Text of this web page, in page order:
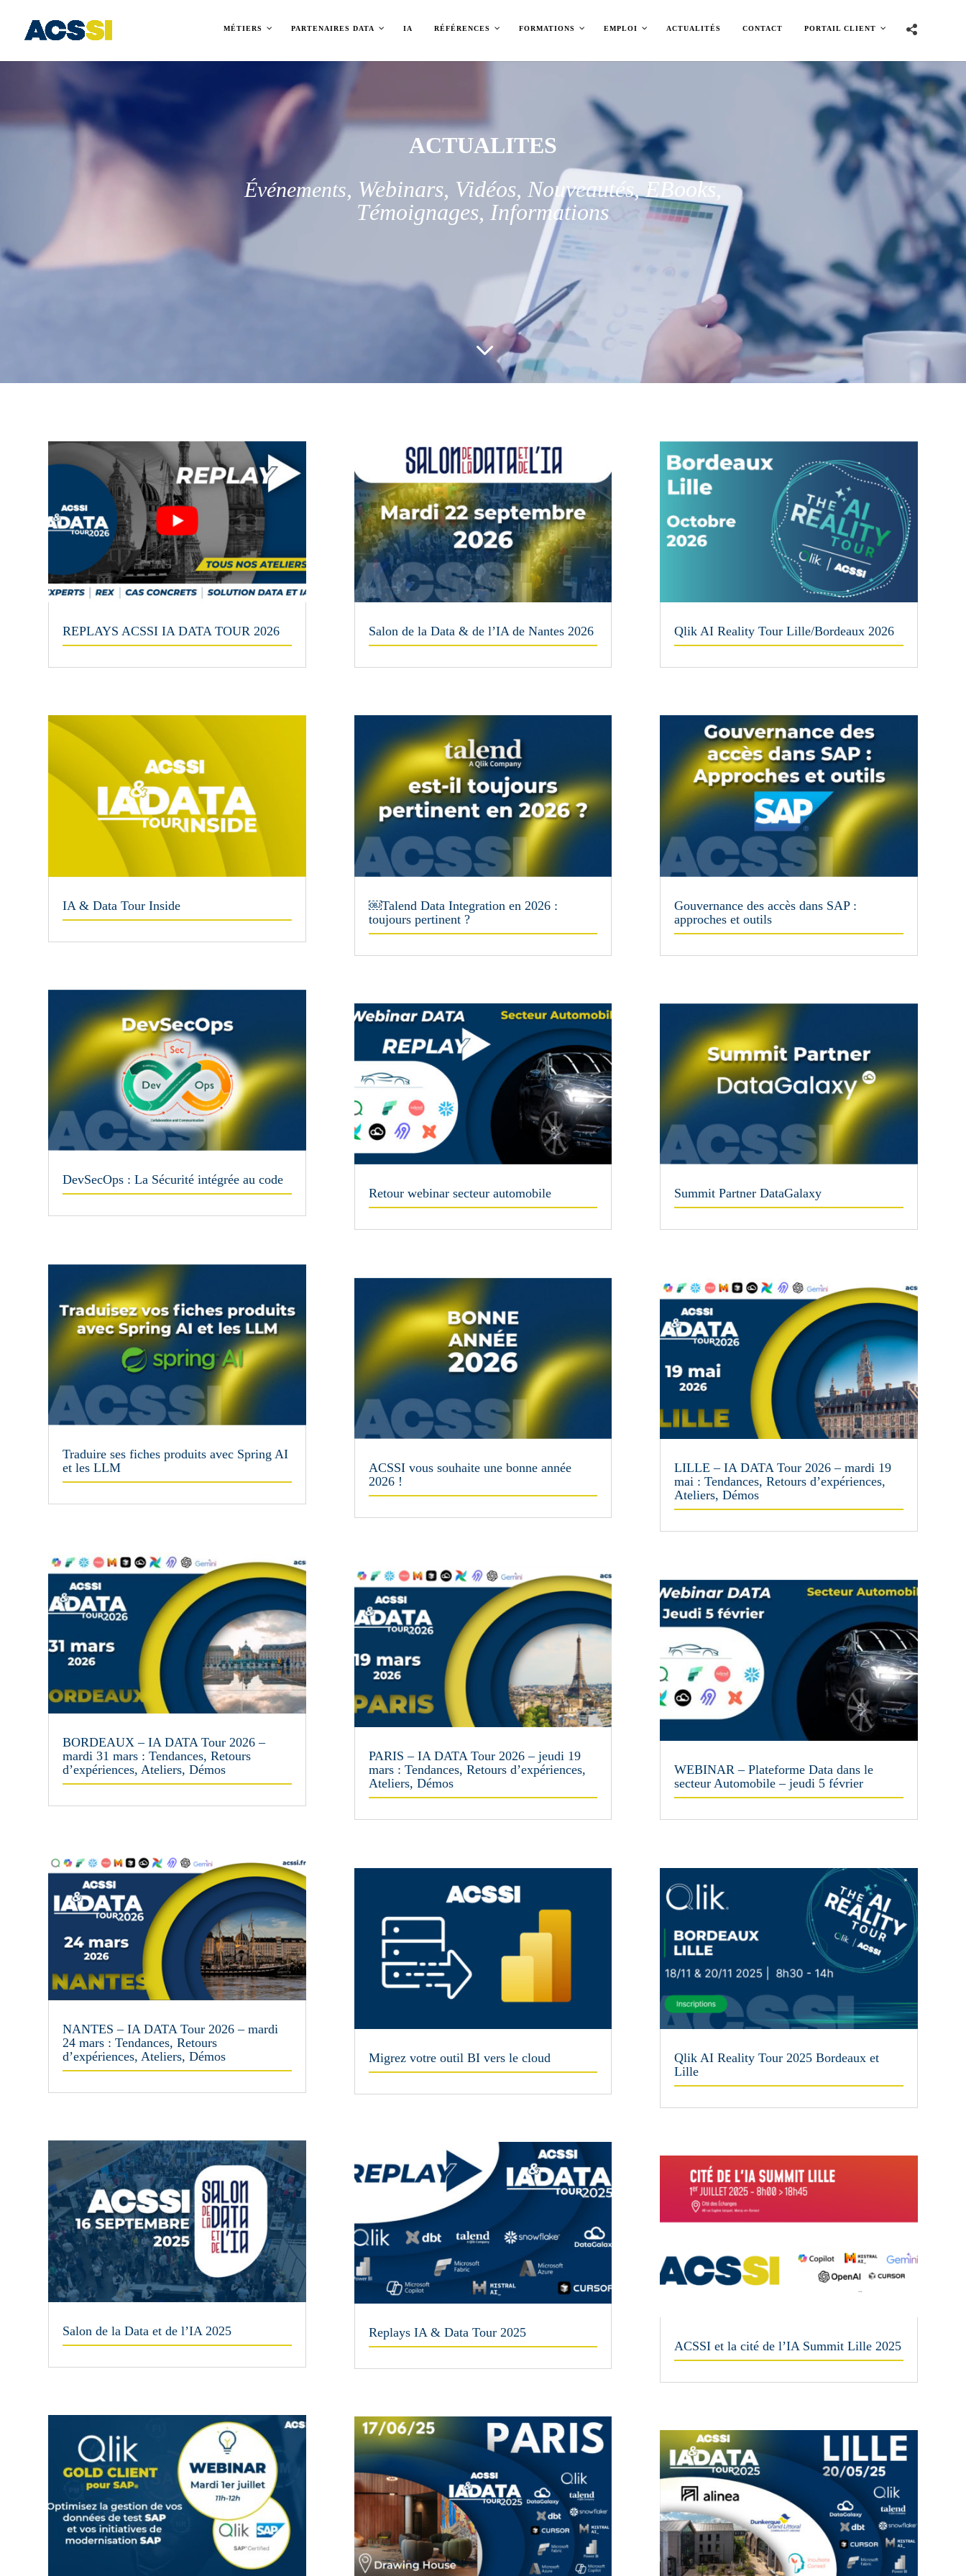
MÉTIERS PARTENAIRES DATA IA RÉFÉRENCES FORMATIONS EMPLOI ACTUALITÉS CONTACT PORTAIL CLIENT
ACTUALITES
Événements, Webinars, Vidéos, Nouveautés,EBooks,
Témoignages, Informations
3
REPLAYS ACSSI IA DATA TOUR 2026
IA & Data Tour Inside
DevSecOps : La Sécurité intégrée au code
Traduire ses fiches produits avec Spring AI
et les LLM
BORDEAUX – IA DATA Tour 2026 –
mardi 31 mars : Tendances, Retours
d’expériences, Ateliers, Démos
NANTES – IA DATA Tour 2026 – mardi
24 mars : Tendances, Retours
d’expériences, Ateliers, Démos
Salon de la Data et de l’IA 2025
Salon de la Data & de l’IA de Nantes 2026
￼Talend Data Integration en 2026 :
toujours pertinent ?
Retour webinar secteur automobile
ACSSI vous souhaite une bonne année
2026 !
PARIS – IA DATA Tour 2026 – jeudi 19
mars : Tendances, Retours d’expériences,
Ateliers, Démos
Migrez votre outil BI vers le cloud
Replays IA & Data Tour 2025
Qlik AI Reality Tour Lille/Bordeaux 2026
Gouvernance des accès dans SAP :
approches et outils
Summit Partner DataGalaxy
LILLE – IA DATA Tour 2026 – mardi 19
mai : Tendances, Retours d’expériences,
Ateliers, Démos
WEBINAR – Plateforme Data dans le
secteur Automobile – jeudi 5 février
Qlik AI Reality Tour 2025 Bordeaux et
Lille
ACSSI et la cité de l’IA Summit Lille 2025